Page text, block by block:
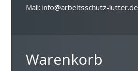
Mail: info@arbeitsschutz-lutter.de
Warenkorb